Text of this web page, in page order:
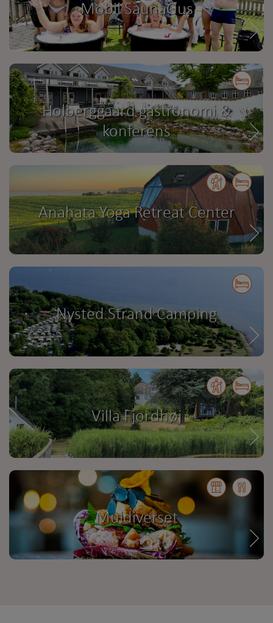
Mobil SaunaGus
Holberggaard gastronomi &
konferens
Anahata Yoga Retreat Center
Nysted Strand Camping
Villa Fjordhøj
Muldiverset